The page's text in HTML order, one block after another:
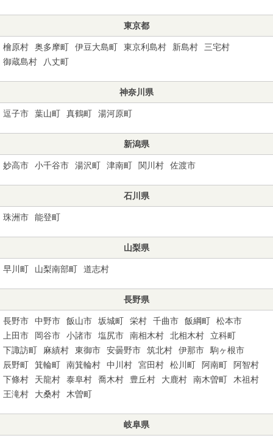
東京都
檜原村 奥多摩町 伊豆大島町 東京利島村 新島村
三宅村
御蔵島村
八丈町
神奈川県
逗子市 葉山町 真鶴町 湯河原町
新潟県
妙高市 小千谷市 湯沢町 津南町 関川村 佐渡市
石川県
珠洲市 能登町
山梨県
早川町 山梨南部町 道志村
長野県
長野市 中野市 飯山市 坂城町 栄村 千曲市 飯綱町
松本市
上田市
岡谷市 小諸市 塩尻市 南相木村 北相木村
立科町
下諏訪町
麻績村 東御市 安曇野市 筑北村 伊那市
駒ヶ根市
辰野町
箕輪町 南箕輪村 中川村 宮田村 松川町 阿南町
阿智村
下條村
天龍村 泰阜村 喬木村 豊丘村 大鹿村 南木曽町
木祖村
王滝村
大桑村 木曽町
岐阜県